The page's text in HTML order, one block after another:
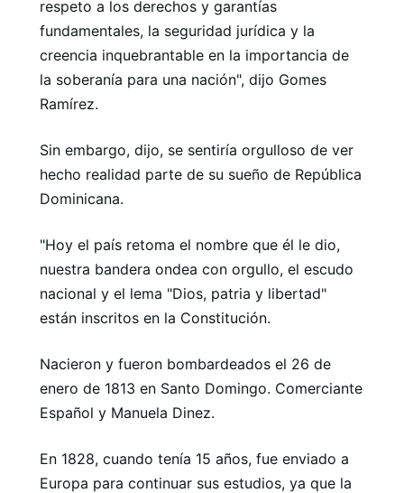
respeto a los derechos y garantías
fundamentales, la seguridad jurídica y la
creencia inquebrantable en la importancia de
la soberanía para una nación", dijo Gomes
Ramírez.
Sin embargo, dijo, se sentiría orgulloso de ver
hecho realidad parte de su sueño de República
Dominicana.
"Hoy el país retoma el nombre que él le dio,
nuestra bandera ondea con orgullo, el escudo
nacional y el lema "Dios, patria y libertad"
están inscritos en la Constitución.
Nacieron y fueron bombardeados el 26 de
enero de 1813 en Santo Domingo. Comerciante
Español y Manuela Dinez.
En 1828, cuando tenía 15 años, fue enviado a
Europa para continuar sus estudios, ya que la